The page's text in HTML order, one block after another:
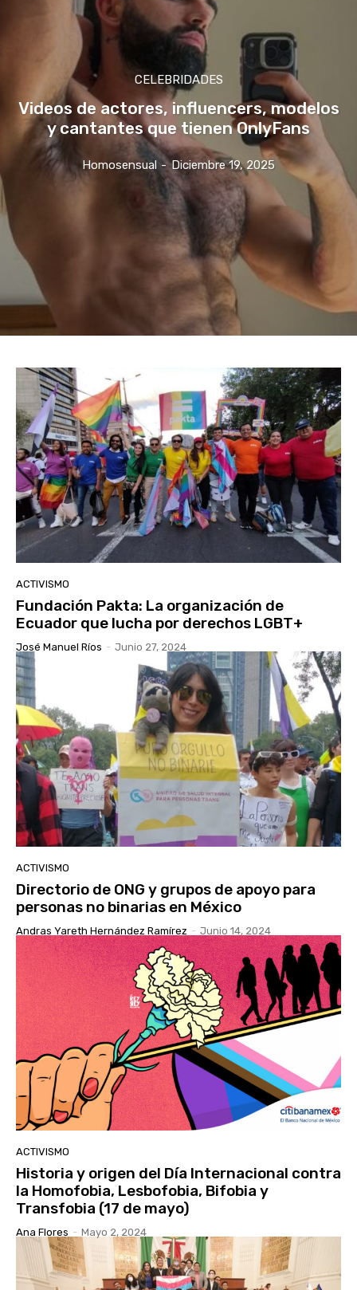
CELEBRIDADES
Videos de actores, influencers, modelos
y cantantes que tienen OnlyFans
Homosensual - Diciembre 19, 2025
ACTIVISMO
Fundación Pakta: La organización de
Ecuador que lucha por derechos LGBT+
José Manuel Ríos - Junio 27, 2024
ACTIVISMO
Directorio de ONG y grupos de apoyo para
personas no binarias en México
Andras Yareth Hernández Ramírez - Junio 14, 2024
ACTIVISMO
Historia y origen del Día Internacional contra
la Homofobia, Lesbofobia, Bifobia y
Transfobia (17 de mayo)
Ana Flores - Mayo 2, 2024